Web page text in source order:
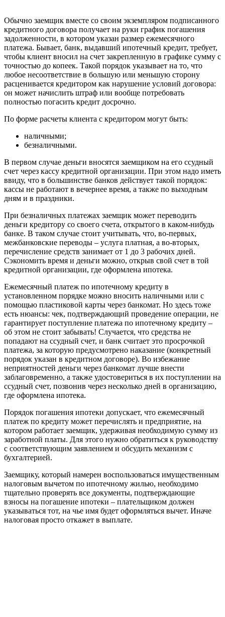
Обычно заемщик вместе со своим экземпляром подписанного
кредитного договора получает на руки график погашения
задолженности, в котором указан размер ежемесячного
платежа. Бывает, банк, выдавший ипотечный кредит, требует,
чтобы клиент вносил на счет закрепленную в графике сумму с
точностью до копеек. Такой порядок указывает на то, что
любое несоответствие в большую или меньшую сторону
расценивается кредитором как нарушение условий договора:
он может начислить штраф или вообще потребовать
полностью погасить кредит досрочно.
По форме расчеты клиента с кредитором могут быть:
наличными;
безналичными.
В первом случае деньги вносятся заемщиком на его ссудный
счет через кассу кредитной организации. При этом надо иметь
ввиду, что в большинстве банков действует такой порядок:
кассы не работают в вечернее время, а также по выходным
дням и в праздники.
При безналичных платежах заемщик может переводить
деньги кредитору со своего счета, открытого в каком-нибудь
банке. В таком случае стоит учитывать, что, во-первых,
межбанковские переводы – услуга платная, а во-вторых,
перечисление средств занимает от 1 до 3 рабочих дней.
Сэкономить время и деньги можно, открыв свой счет в той
кредитной организации, где оформлена ипотека.
Ежемесячный платеж по ипотечному кредиту в
установленном порядке можно вносить наличными или с
помощью пластиковой карты через банкомат. Но здесь тоже
есть нюансы: чек, подтверждающий проведение операции, не
гарантирует поступление платежа по ипотечному кредиту –
об этом не стоит забывать! Случается, что средства не
попадают на ссудный счет, и банк считает это просрочкой
платежа, за которую предусмотрено наказание (конкретный
порядок указан в кредитном договоре). Во избежание
неприятностей деньги через банкомат лучше внести
заблаговременно, а также удостовериться в их поступлении на
ссудный счет, позвонив через несколько дней в организацию,
где оформлена ипотека.
Порядок погашения ипотеки допускает, что ежемесячный
платеж по кредиту может перечислять и предприятие, на
котором работает заемщик, удерживая необходимую сумму из
заработной платы. Для этого нужно обратиться к руководству
с соответствующим заявлением и обсудить механизм с
бухгалтерией.
Заемщику, который намерен воспользоваться имущественным
налоговым вычетом по ипотечному жилью, необходимо
тщательно проверять все документы, подтверждающие
взносы на погашение ипотеки – плательщиком должен
указываться тот, на чье имя будет оформляться вычет. Иначе
налоговая просто откажет в выплате.